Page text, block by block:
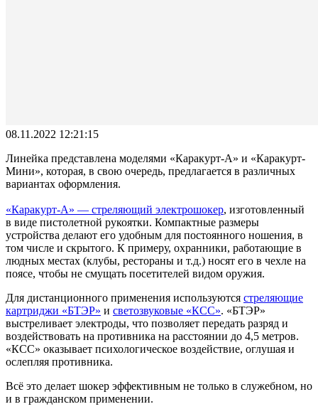
08.11.2022 12:21:15
Линейка представлена моделями «Каракурт-А» и «Каракурт-
Мини», которая, в свою очередь, предлагается в различных
вариантах оформления.
«Каракурт-А» — стреляющий электрошокер, изготовленный
в виде пистолетной рукоятки. Компактные размеры
устройства делают его удобным для постоянного ношения, в
том числе и скрытого. К примеру, охранники, работающие в
людных местах (клубы, рестораны и т.д.) носят его в чехле на
поясе, чтобы не смущать посетителей видом оружия.
Для дистанционного применения используются стреляющие
картриджи «БТЭР» и светозвуковые «КСС». «БТЭР»
выстреливает электроды, что позволяет передать разряд и
воздействовать на противника на расстоянии до 4,5 метров.
«КСС» оказывает психологическое воздействие, оглушая и
ослепляя противника.
Всё это делает шокер эффективным не только в служебном, но
и в гражданском применении.